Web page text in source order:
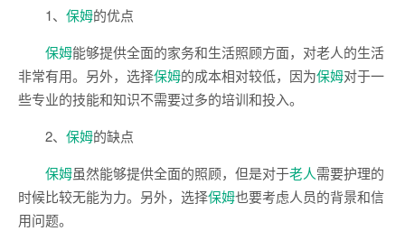
1、 保姆的优点
保姆能够提供全面的家务和生活照顾方面，对老人的生活
非常有用。另外，选择保姆的成本相对较低，因为保姆对于一
些专业的技能和知识不需要过多的培训和投入。
2、 保姆的缺点
保姆虽然能够提供全面的照顾，但是对于老人需要护理的
时候比较无能为力。另外，选择保姆也要考虑人员的背景和信
用问题。